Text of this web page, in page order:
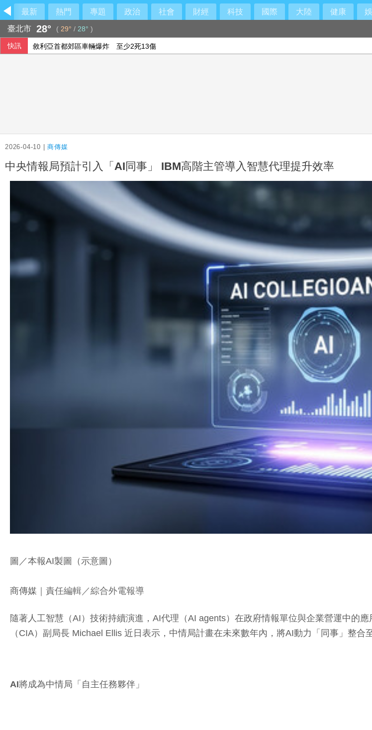
最新 熱門 專題 政治 社會 財經 科技 國際 大陸 健康
臺北市 28° ( 29° / 28° )
快訊 敘利亞首都郊區車輛爆炸 至少2死13傷
2026-04-10 |商傳媒
中央情報局預計引入「AI同事」 IBM高階主管導入智慧代理提升效率
圖／本報AI製圖（示意圖）
商傳媒 ｜責任編輯／綜合外電報導
隨著人工智慧（AI）技術持續演進，AI代理（AI agents）在政府情報單位與企業營運中的
（CIA）副局長 Michael Ellis 近日表示，中情局計畫在未來數年內，將AI動力「同事」整合
AI將成為中情局「自主任務夥伴」